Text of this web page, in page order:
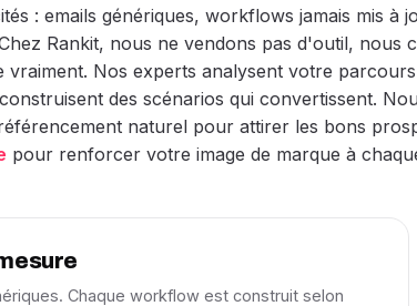
: emails génériques, workflows jamais mis à
Rankit, nous ne vendons pas d'outil, nous
Nos experts analysent votre
des scénarios qui convertissent.
naturel pour attirer les bons
pour renforcer votre image de marque à
Chaque workflow est construit selon